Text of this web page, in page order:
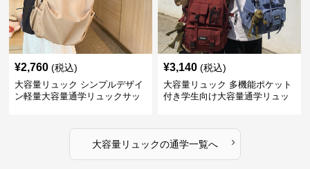
¥2,760 (税込)
大容量リュック シンプルデザイ
ン軽量大容量通学リュックサッ
¥3,140 (税込)
大容量リュック 多機能ポケット
付き学生向け大容量通学リュッ
大容量リュックの通学一覧へ ›